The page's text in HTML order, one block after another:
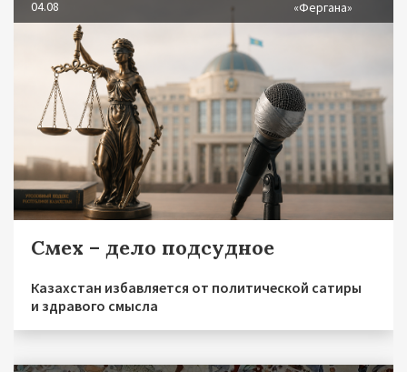
04.08 «Фергана»
Смех – дело подсудное
Казахстан избавляется от политической сатиры
и здравого смысла